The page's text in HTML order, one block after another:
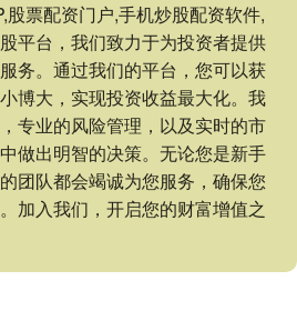
票配资门户,手机炒股配资软件,
平台，我们致力于为投资者提供
务。通过我们的平台，您可以获
博大，实现投资收益最大化。我
专业的风险管理，以及实时的市
做出明智的决策。无论您是新手
团队都会竭诚为您服务，确保您
加入我们，开启您的财富增值之